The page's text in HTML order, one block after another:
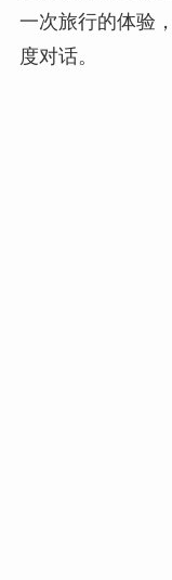
一次旅行的体验
度对话。